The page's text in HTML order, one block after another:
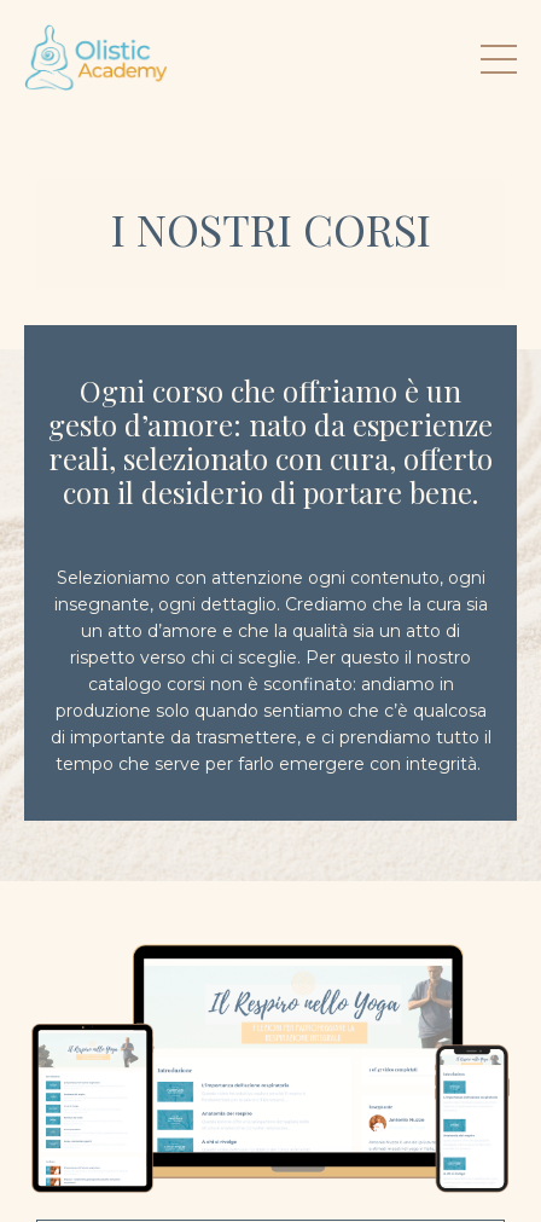
I NOSTRI CORSI
Ogni corso che offriamo è un
gesto d’amore: nato da esperienze
reali, selezionato con cura, offerto
con il desiderio di portare bene.
Selezioniamo con attenzione ogni contenuto, ogni
insegnante, ogni dettaglio. Crediamo che la cura sia
un atto d’amore e che la qualità sia un atto di
rispetto verso chi ci sceglie. Per questo il nostro
catalogo corsi non è sconfinato: andiamo in
produzione solo quando sentiamo che c’è qualcosa
di importante da trasmettere, e ci prendiamo tutto il
tempo che serve per farlo emergere con integrità.